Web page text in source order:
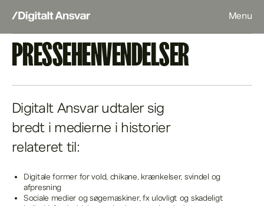
Menu
PRESSEHENVENDELSER
Digitalt Ansvar udtaler sig
bredt i medierne i historier
relateret til:
Digitale former for vold, chikane, krænkelser, svindel og
afpresning
Sociale medier og søgemaskiner, fx ulovligt og skadeligt